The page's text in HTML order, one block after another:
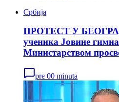
Србија
ПРОТЕСТ У
ученика Јовине
Министарством
pre 00 minuta